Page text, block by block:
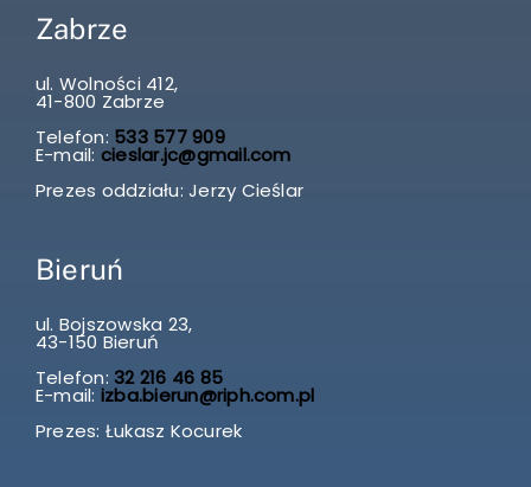
Zabrze
ul. Wolności 412,
41-800 Zabrze
Telefon: 533 577 909
E-mail: cieslar.jc@gmail.com
Prezes oddziału: Jerzy Cieślar
Bieruń
ul. Bojszowska 23,
43-150 Bieruń
Telefon: 32 216 46 85
E-mail: izba.bierun@riph.com.pl
Prezes: Łukasz Kocurek